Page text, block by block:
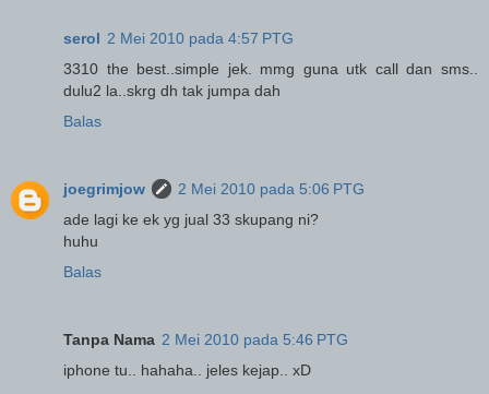
serol 2 Mei 2010 pada 4:57 PTG
3310 the best..simple jek. mmg guna utk call dan sms..
dulu2 la..skrg dh tak jumpa dah
Balas
joegrimjow
2 Mei 2010 pada 5:06 PTG
ade lagi ke ek yg jual 33 skupang ni?
huhu
Balas
Tanpa Nama 2 Mei 2010 pada 5:46 PTG
iphone tu.. hahaha.. jeles kejap.. xD